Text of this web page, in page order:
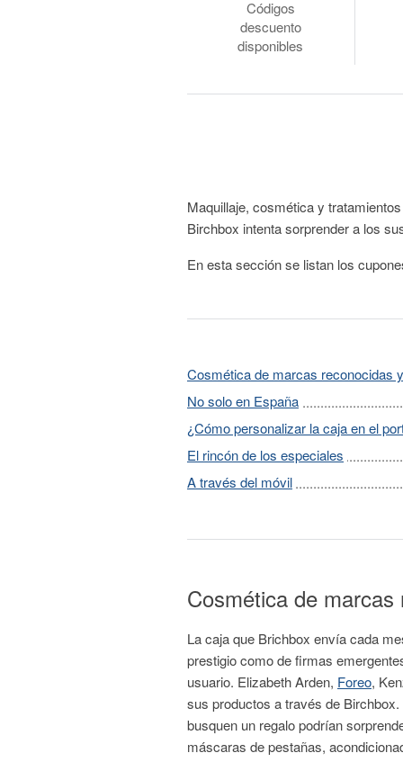
Códigos
descuento
disponibles
Maquillaje, cosmética y
Birchbox intenta sorprender a los
En esta sección se listan los
Cosmética de marcas reconocidas
No solo en España
¿Cómo personalizar la caja en el
El rincón de los especiales
A través del móvil
Cosmética de
La caja que Brichbox envía cada
prestigio como de firmas
usuario. Elizabeth Arden, Foreo,
sus productos a través de Birchbox.
busquen un regalo podrían
máscaras de pestañas,